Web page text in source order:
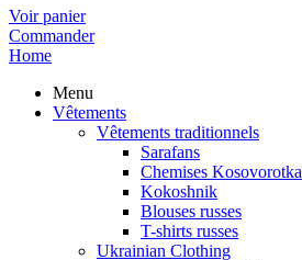
Voir panier
Commander
Home
Menu
Vêtements
Vêtements traditionnels
Sarafans
Chemises Kosovorotka
Kokoshnik
Blouses russes
T-shirts russes
Ukrainian Clothing